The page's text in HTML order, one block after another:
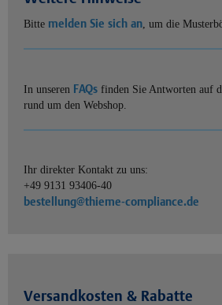
Bitte melden Sie sich an, um die
In unseren FAQs finden Sie Antworten auf
rund um den Webshop.
Ihr direkter Kontakt zu uns:
+49 9131 93406-40
bestellung@thieme-compliance.de
Versandkosten & Rabatte